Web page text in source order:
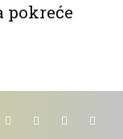
pokreće